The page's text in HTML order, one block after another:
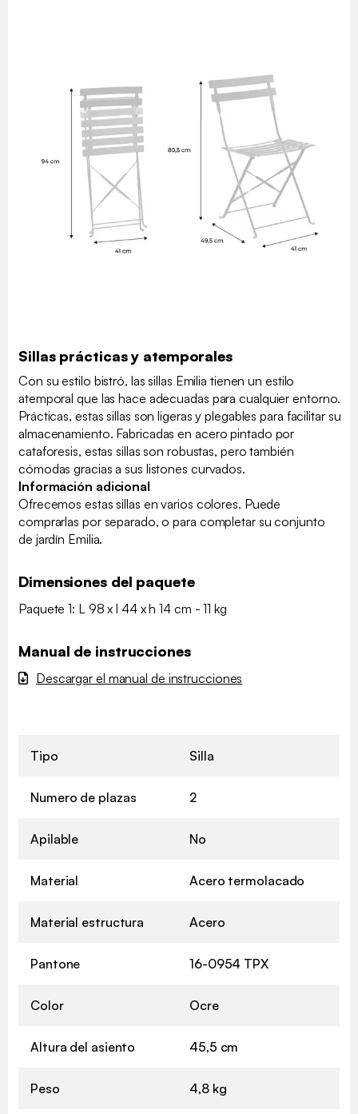
Sillas prácticas y atemporales
Con su estilo bistró, las sillas Emilia tienen un estilo
atemporal que las hace adecuadas para cualquier entorno.
Prácticas, estas sillas son ligeras y plegables para facilitar su
almacenamiento. Fabricadas en acero pintado por
cataforesis, estas sillas son robustas, pero también
cómodas gracias a sus listones curvados.
Información adicional
Ofrecemos estas sillas en varios colores. Puede
comprarlas por separado, o para completar su conjunto
de jardín Emilia.
Dimensiones del paquete
Paquete 1: L 98 x l 44 x h 14 cm - 11 kg
Manual de instrucciones
Descargar el manual de instrucciones
Tipo Silla
Numero de plazas 2
Apilable No
Material Acero termolacado
Material estructura Acero
Pantone 16-0954 TPX
Color Ocre
Altura del asiento 45,5 cm
Peso 4,8 kg